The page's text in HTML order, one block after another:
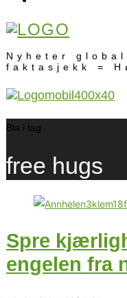
Nyheter
faktasjekk =
Bla i tag
free hugs
Spre
engelen fra